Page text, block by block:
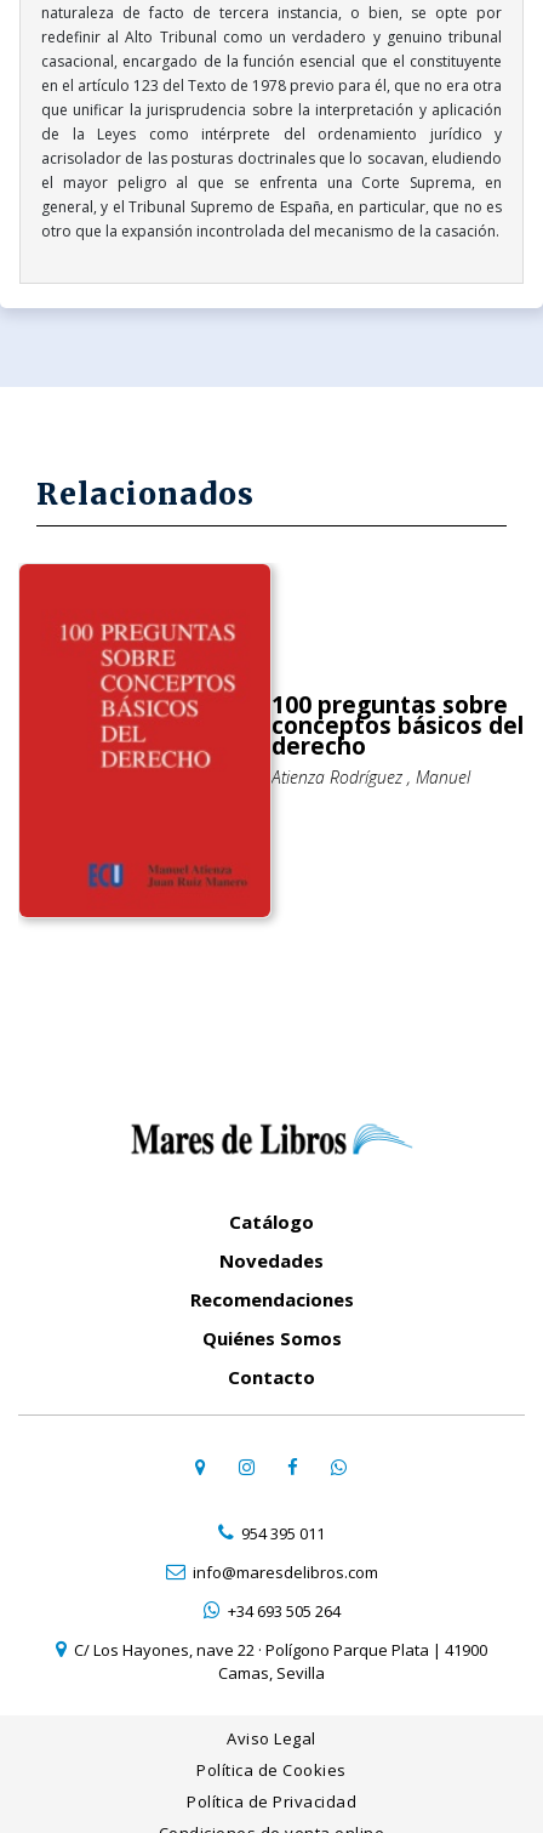
naturaleza de facto de tercera instancia, o bien, se opte por
redefinir al Alto Tribunal como un verdadero y genuino tribunal
casacional, encargado de la función esencial que el constituyente
en el artículo 123 del Texto de 1978 previo para él, que no era otra
que unificar la jurisprudencia sobre la interpretación y aplicación
de la Leyes como intérprete del ordenamiento jurídico y
acrisolador de las posturas doctrinales que lo socavan, eludiendo
el mayor peligro al que se enfrenta una Corte Suprema, en
general, y el Tribunal Supremo de España, en particular, que no es
otro que la expansión incontrolada del mecanismo de la casación.
Relacionados
100 preguntas sobre
conceptos básicos del
derecho
Atienza Rodríguez , Manuel
Catálogo
Novedades
Recomendaciones
Quiénes Somos
Contacto
954 395 011
info@maresdelibros.com
+34 693 505 264
C/ Los Hayones, nave 22 · Polígono Parque Plata | 41900
Camas, Sevilla
Aviso Legal
Política de Cookies
Política de Privacidad